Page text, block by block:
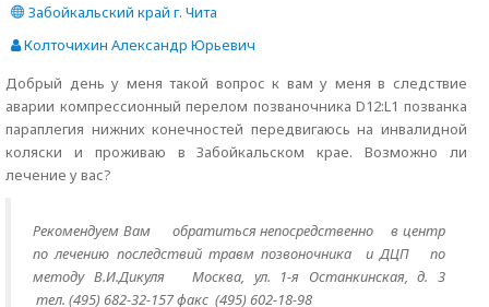
Забойкальский край г. Чита
Колточихин Александр Юрьевич
Добрый день у меня такой вопрос к вам у меня в следствие
аварии компрессионный перелом позваночника D12:L1 позванка
параплегия нижних конечностей передвигаюсь на инвалидной
коляски и проживаю в Забойкальском крае. Возможно ли
лечение у вас?
Рекомендуем Вам обратиться непосредственно
в центр
по лечению последствий травм позвоночника и ДЦП по
методу В.И.Дикуля Москва, ул. 1-я Останкинская, д. 3
тел. (495) 682-32-157 факс (495) 602-18-98